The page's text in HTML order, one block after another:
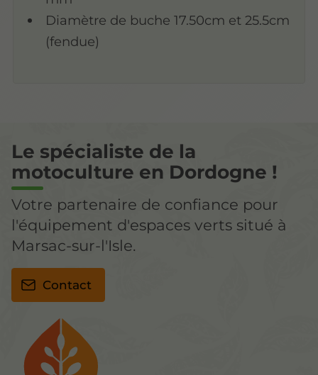
Diamètre de buche 17.50cm et 25.5cm
(fendue)
Le spécialiste de la
motoculture en Dordogne !
Votre partenaire de confiance pour
l'équipement d'espaces verts situé à
Marsac-sur-l'Isle.
Contact